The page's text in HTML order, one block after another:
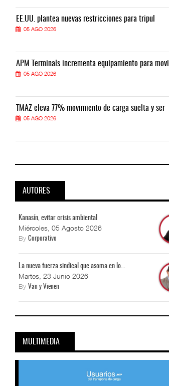
EE.UU. plantea nuevas restricciones para tripul
05 AGO 2026
APM Terminals incrementa equipamiento para movi
05 AGO 2026
TMAZ eleva 77% movimiento de carga suelta y ser
05 AGO 2026
AUTORES
Kanasín, evitar crisis ambiental
Miércoles, 05 Agosto 2026
ByCorporativo
La nueva fuerza sindical que asoma en lo...
Martes, 23 Junio 2026
ByVan y Vienen
MULTIMEDIA